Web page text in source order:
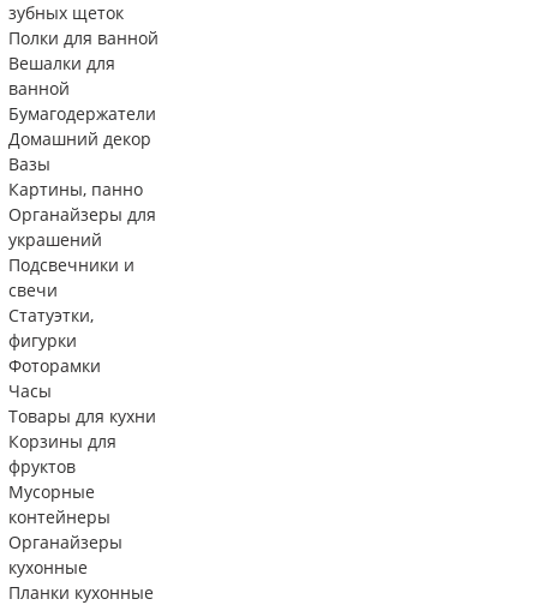
зубных щеток
Полки для ванной
Вешалки для
ванной
Бумагодержатели
Домашний декор
Вазы
Картины, панно
Органайзеры для
украшений
Подсвечники и
свечи
Статуэтки,
фигурки
Фоторамки
Часы
Товары для кухни
Корзины для
фруктов
Мусорные
контейнеры
Органайзеры
кухонные
Планки кухонные